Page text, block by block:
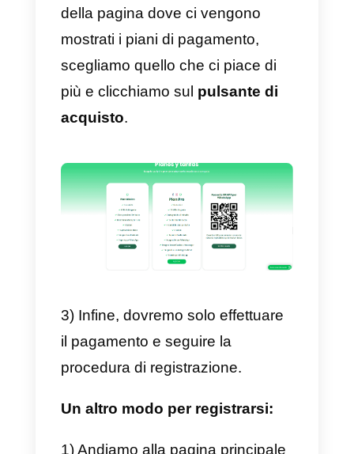
WhatsApp.
5) Monitoraggio dei tuoi agenti.
6)Messaggi di massa
Come registrarsi su
Multiwasap
Per registrarti su Multiwasap devi
passaggi:
1) Per prima cosa entriamo nella
pagina principale di Multiwasap